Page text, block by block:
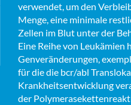
verwendet, um den
Menge, eine minimale
Zellen im Blut unter der
Eine Reihe von Leukämien
Genveränderungen,
für die die bcr/abl
Krankheitsentwicklung
der